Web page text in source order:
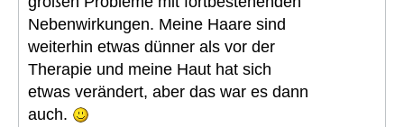
Nebenwirkungen. Meine Haare sind
weiterhin etwas dünner als vor der
Therapie und meine Haut hat sich
etwas verändert, aber das war es dann
auch.